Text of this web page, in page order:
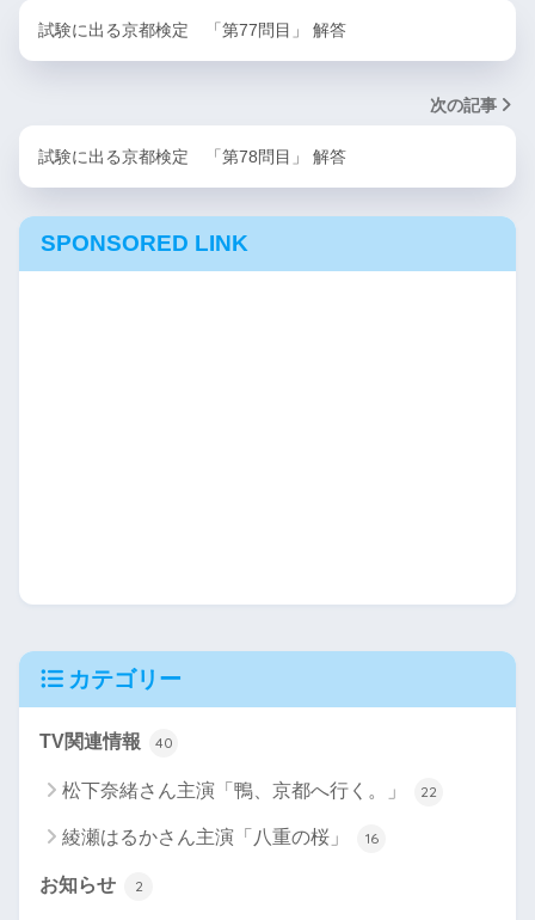
試験に出る京都検定 「第77問目」 解答
次の記事
試験に出る京都検定 「第78問目」 解答
SPONSORED LINK
カテゴリー
TV関連情報 40
松下奈緒さん主演「鴨、京都へ行く。」 22
綾瀬はるかさん主演「八重の桜」 16
お知らせ 2